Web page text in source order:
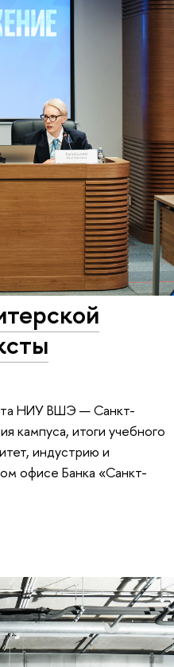
НИУ ВШЭ — Санкт-
кампуса, итоги учебного
индустрию и
офисе Банка «Санкт-